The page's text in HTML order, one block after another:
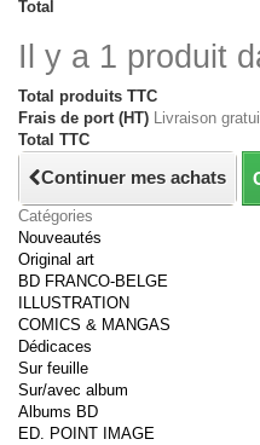
Total
Il y a 1 produit
Total produits TTC
Frais de port (HT) Livraison
Total TTC
Continuer mes achats
Catégories
Nouveautés
Original art
BD FRANCO-BELGE
ILLUSTRATION
COMICS & MANGAS
Dédicaces
Sur feuille
Sur/avec album
Albums BD
ED. POINT IMAGE